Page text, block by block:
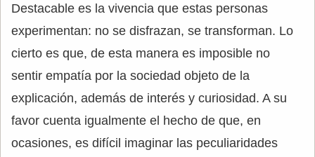
Destacable es la vivencia que estas personas
experimentan: no se disfrazan, se transforman. Lo
cierto es que, de esta manera es imposible no
sentir empatía por la sociedad objeto de la
explicación, además de interés y curiosidad. A su
favor cuenta igualmente el hecho de que, en
ocasiones, es difícil imaginar las peculiaridades